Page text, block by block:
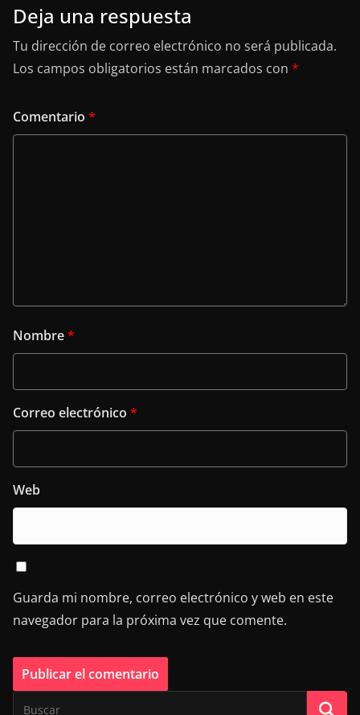
Deja una respuesta
Tu dirección de correo electrónico no será publicada.
Los campos obligatorios están marcados con *
Comentario *
Nombre*
Correo electrónico *
Web
Guarda mi nombre, correo electrónico y web en este
navegador para la próxima vez que comente.